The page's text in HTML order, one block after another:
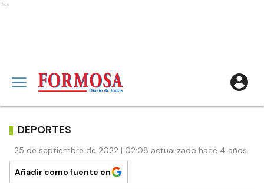
Ads
DEPORTES
25 de septiembre de 2022 | 02:08 actualizado hace 4 años
Añadir como fuente en